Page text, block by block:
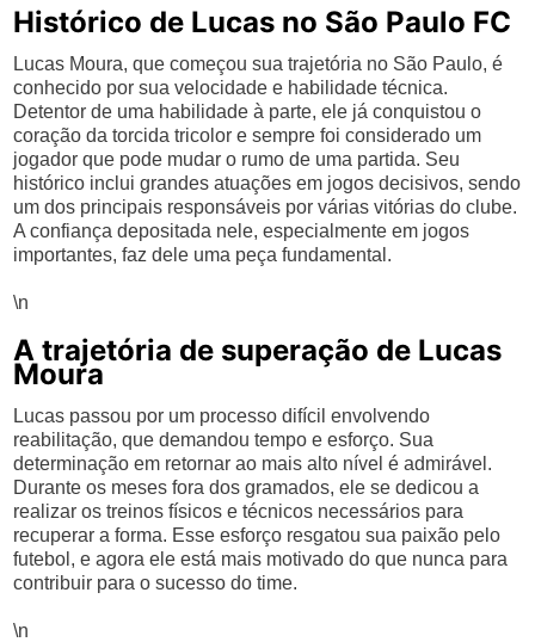
Histórico de Lucas no São Paulo FC
Lucas Moura, que começou sua trajetória no São Paulo, é
conhecido por sua velocidade e habilidade técnica.
Detentor de uma habilidade à parte, ele já conquistou o
coração da torcida tricolor e sempre foi considerado um
jogador que pode mudar o rumo de uma partida. Seu
histórico inclui grandes atuações em jogos decisivos, sendo
um dos principais responsáveis por várias vitórias do clube.
A confiança depositada nele, especialmente em jogos
importantes, faz dele uma peça fundamental.
\n
A trajetória de superação de Lucas
Moura
Lucas passou por um processo difícil envolvendo
reabilitação, que demandou tempo e esforço. Sua
determinação em retornar ao mais alto nível é admirável.
Durante os meses fora dos gramados, ele se dedicou a
realizar os treinos físicos e técnicos necessários para
recuperar a forma. Esse esforço resgatou sua paixão pelo
futebol, e agora ele está mais motivado do que nunca para
contribuir para o sucesso do time.
\n